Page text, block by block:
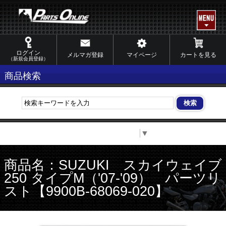
ログイン
（新規会員登録）
メルマガ登録 マイページ カートを見る
商品検索
▼
商品名：SUZUKI スカイウェイブ
250 タイプM（'07-'09） パーツリ
スト【9900B-68069-020】